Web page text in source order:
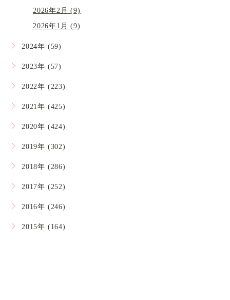
2026年2月 (9)
2026年1月 (9)
2024年 (59)
2023年 (57)
2022年 (223)
2021年 (425)
2020年 (424)
2019年 (302)
2018年 (286)
2017年 (252)
2016年 (246)
2015年 (164)